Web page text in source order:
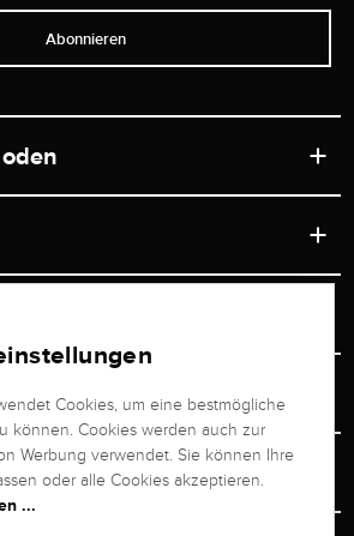
Abonnieren
Cookies, um eine bestmögliche
können. Cookies werden auch zur
Werbung verwendet. Sie können Ihre
oder alle Cookies akzeptieren.
...